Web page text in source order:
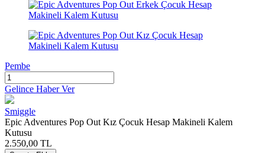
Pembe
Gelince Haber Ver
Smiggle
Epic Adventures Pop Out Kız Çocuk Hesap Makineli Kalem
Kutusu
2.550,00 TL